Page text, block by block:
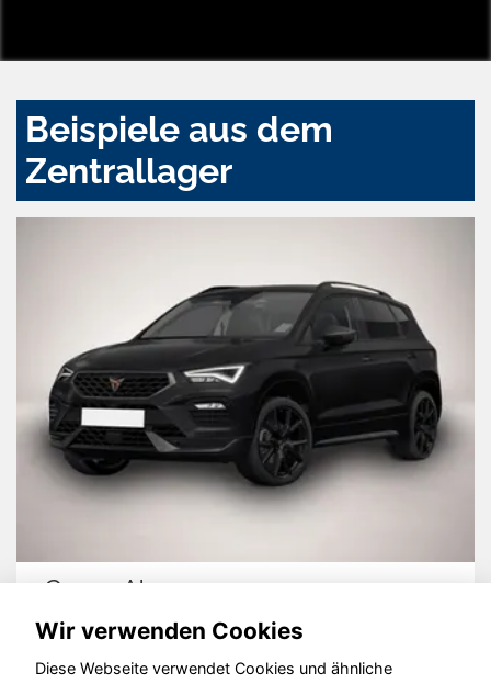
Beispiele aus dem
Zentrallager
Ford Puma
Wir verwenden Cookies
Diese Webseite verwendet Cookies und ähnliche